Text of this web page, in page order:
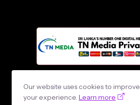
Our website uses cookies to improve
your experience. Learn more